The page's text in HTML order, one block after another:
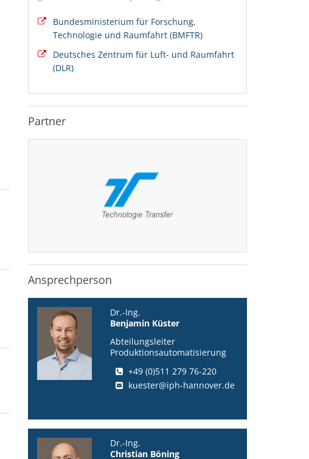
Bundesministerium für Forschung,
Technologie und Raumfahrt (BMFTR)
Deutsches Zentrum für Luft- und Raumfahrt
(DLR)
Partner
Ansprechperson
Dr.-Ing.
Benjamin Küster
Abteilungsleiter
Produktionsautomatisierung
+49 (0)511 279 76-220
kuester@iph-hannover.de
Dr.-Ing.
Christian Böning